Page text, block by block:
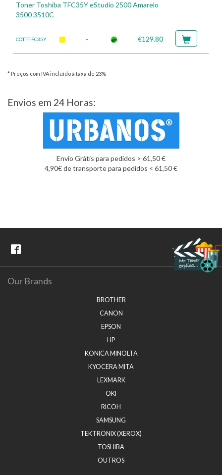
Toner Toshiba TFC35Y eStudio 2500 Amarelo
3500 3510C
COTT-T-FC35Y - €129.80
* Preços com IVA incluído à taxa de 23%
Envios em 24 Horas:
Envio Grátis para pedidos > 61,50 €
4,90€ de transporte para pedidos < 61,50 €
Our Brands
BROTHER
CANON
EPSON
HP
KONICA MINOLTA
KYOCERA MITA
LEXMARK
OKI
RICOH
SAMSUNG
TEKTRONIX (XEROX)
TOSHIBA
OUTROS